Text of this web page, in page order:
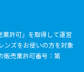
許可」を取得して運営
ンズをお使いの方を対象
販売業許可番号：第